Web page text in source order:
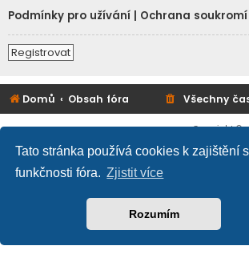
Tato stránka používá cookies k zajištění
funkčnosti fóra. Zjistit více
Rozumím
Podmínky pro užívání
Ochrana soukromí
Registrovat
Domů Obsah fóra Všechny
Copyright ©
Založeno naphpBB® Forum